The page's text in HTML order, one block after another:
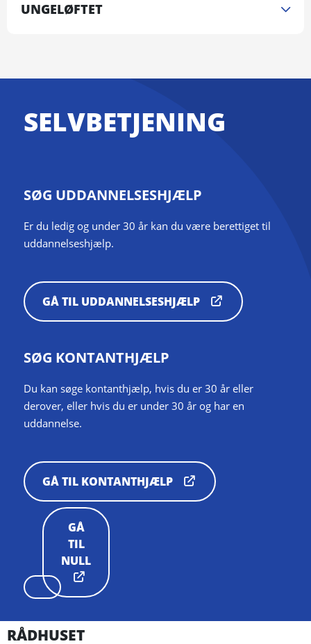
UNGELØFTET
SELVBETJENING
SØG UDDANNELSESHJÆLP
Er du ledig og under 30 år kan du være berettiget til
uddannelseshjælp.
GÅ TIL UDDANNELSESHJÆLP
SØG KONTANTHJÆLP
Du kan søge kontanthjælp, hvis du er 30 år eller
derover, eller hvis du er under 30 år og har en
uddannelse.
GÅ TIL KONTANTHJÆLP
GÅ
TIL
NULL
RÅDHUSET